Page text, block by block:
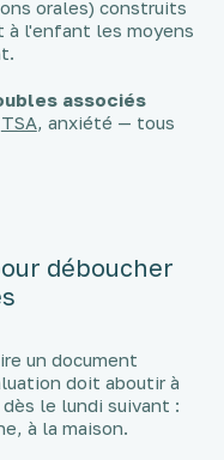
orales) construits
à l'enfant les moyens
associés
TSA , anxiété — tous
déboucher
un document
doit aboutir à
le lundi suivant :
à la maison.